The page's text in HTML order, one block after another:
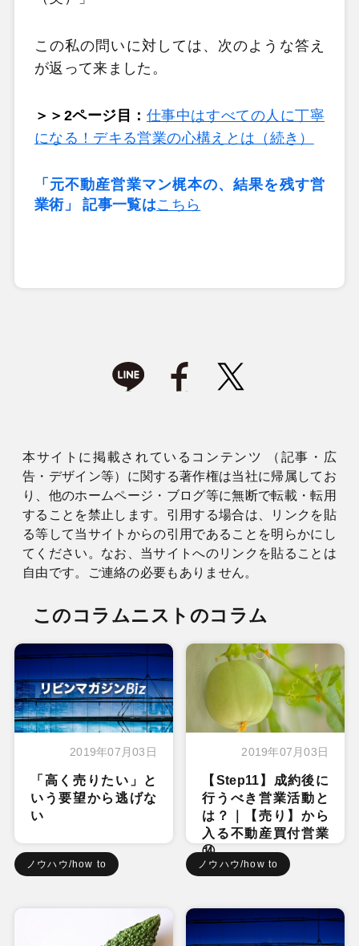
この私の問いに対しては、次のような答え
が返って来ました。
＞＞2ページ目： 仕事中はすべての人に丁寧
になる！デキる営業の心構えとは（続き）
「元不動産営業マン梶本の、結果を残す営
業術」 記事一覧はこちら
本サイトに掲載されているコンテンツ （記事・広
告・デザイン等）に関する著作権は当社に帰属してお
り、他のホームページ・ブログ等に無断で転載・転用
することを禁止します。引用する場合は、リンクを貼
る等して当サイトからの引用であることを明らかにし
てください。なお、当サイトへのリンクを貼ることは
自由です。ご連絡の必要もありません。
このコラムニストのコラム
2019年07月03日
「高く売りたい」と
いう要望から逃げな
い
ノウハウ/how to
2019年07月03日
【Step11】成約後に
行うべき営業活動と
は？｜【売り】から
入る不動産買付営業
⑭
ノウハウ/how to